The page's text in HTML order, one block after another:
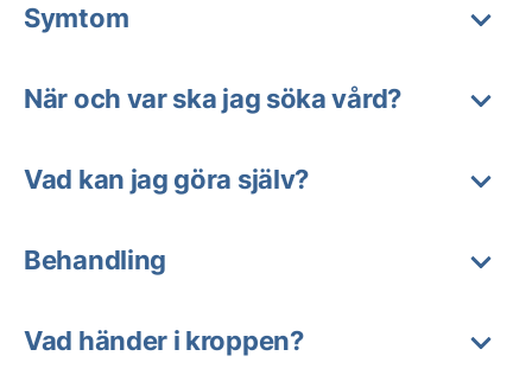
Symtom
När och var ska jag söka vård?
Vad kan jag göra själv?
Behandling
Vad händer i kroppen?